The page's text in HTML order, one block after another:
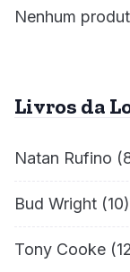
Nenhum
Livros da
Natan Rufino
Bud Wright (10)
Tony Cooke